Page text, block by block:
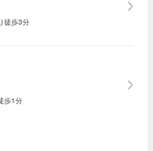
徒歩3分
歩1分